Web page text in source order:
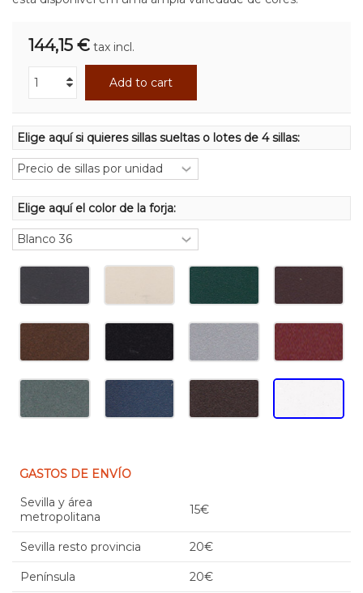
144,15 € tax incl.
Add to cart
Elige aquí el color de la forja:
Elige aquí si quieres sillas sueltas o lotes de 4 sillas:
GASTOS DE ENVÍO
Sevilla y área
metropolitana
15€
Sevilla resto provincia 20€
Península 20€